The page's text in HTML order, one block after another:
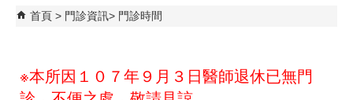
首頁 門診資訊 門診時間
※本所因１０７年９月３日醫師退休已無門